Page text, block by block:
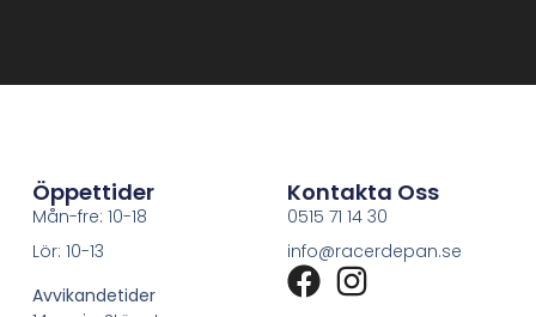
Öppettider
Mån-fre: 10-18
Lör: 10-13
Avvikandetider
Kontakta Oss
0515 71 14 30
info@racerdepan.se